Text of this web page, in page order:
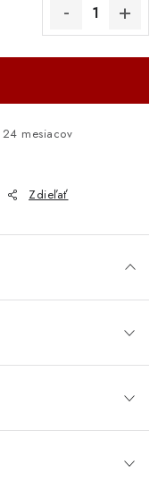
24 mesiacov
Zdieľať